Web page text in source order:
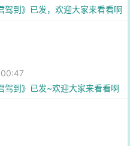
驾到》已发，欢迎大家来看看啊
驾到》已发~欢迎大家来看看啊